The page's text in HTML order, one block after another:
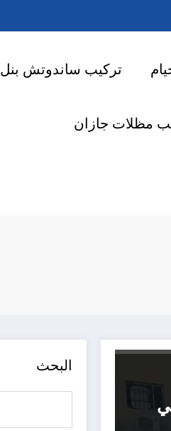
تركيب ساندوتش بنل
مظلات جازان
البحث